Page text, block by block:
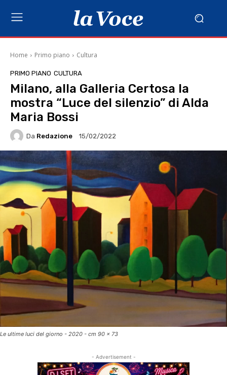
Home Primo piano Cultura
PRIMO PIANO CULTURA
Milano, alla Galleria Certosa la
mostra “Luce del silenzio” di Alda
Maria Bossi
Da Redazione 15/02/2022
Le ultime luci del giorno - 2020 - cm 90 x 73
- Advertisement -